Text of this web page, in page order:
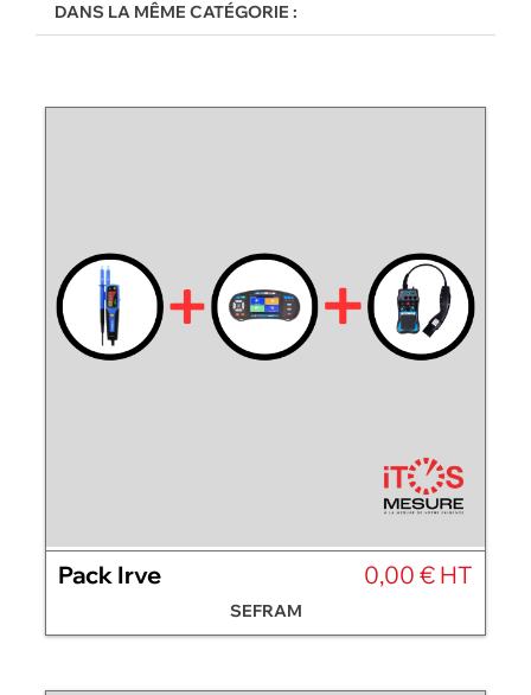
DANS LA MÊME CATÉGORIE :
Pack Irve 0,00 € HT
SEFRAM